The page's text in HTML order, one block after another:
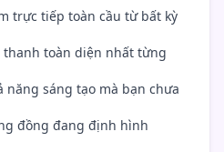
trực tiếp toàn cầu từ bất kỳ
thanh toàn diện nhất từng
năng sáng tạo mà bạn chưa
đồng đang định hình